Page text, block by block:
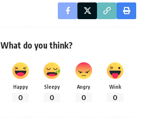
What do you think?
Happy
0
Sleepy
0
Angry
0
Wink
0